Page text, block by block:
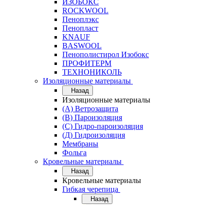
ИЗОБОКС
ROCKWOOL
Пеноплэкс
Пенопласт
KNAUF
BASWOOL
Пенополистирол Изобокс
ПРОФИТЕРМ
ТЕХНОНИКОЛЬ
Изоляционные материалы
Назад
Изоляционные материалы
(А) Ветрозащита
(В) Пароизоляция
(С) Гидро-пароизоляция
(Д) Гидроизоляция
Мембраны
Фольга
Кровельные материалы
Назад
Кровельные материалы
Гибкая черепица
Назад